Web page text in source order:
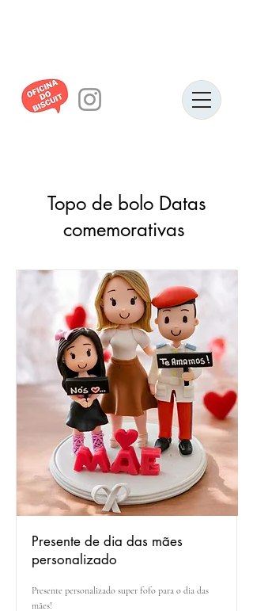
Topo de bolo Datas
comemorativas
Presente de dia das mães
personalizado
Presente personalizado super fofo para o dia das
mães!